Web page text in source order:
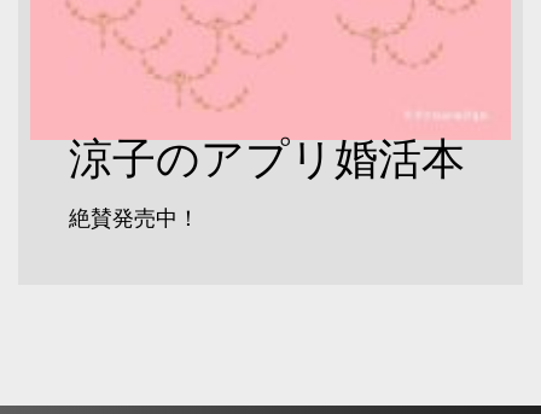
涼子のアプリ婚活本
絶賛発売中！